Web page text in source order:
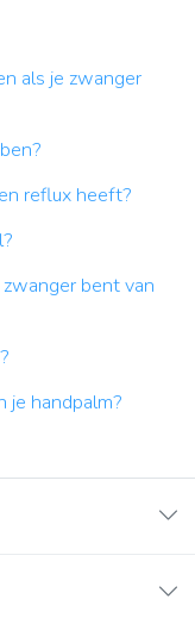
als je zwanger
reflux heeft?
bent van
handpalm?